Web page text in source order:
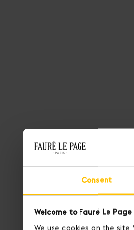
Consent
Welcome to Fauré Le
We use cookies on the